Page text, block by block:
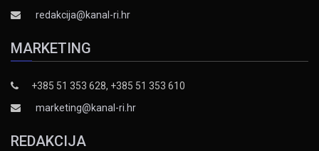
redakcija@kanal-ri.hr
MARKETING
+385 51 353 628, +385 51 353 610
marketing@kanal-ri.hr
REDAKCIJA